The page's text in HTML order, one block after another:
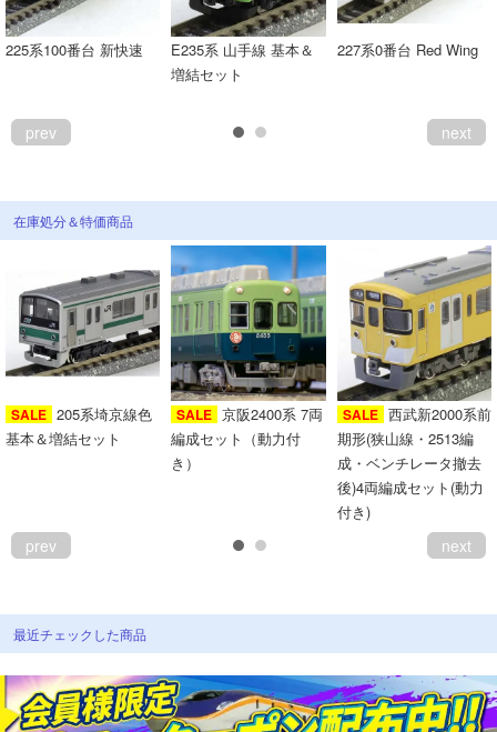
225系100番台 新快速
E235系 山手線 基本＆
増結セット
227系0番台 Red Wing
prev next
在庫処分＆特価商品
SALE 205系埼京線色
基本＆増結セット
SALE 京阪2400系 7両
編成セット（動力付
き）
SALE 西武新2000系前
期形(狭山線・2513編
成・ベンチレータ撤去
後)4両編成セット(動力
付き)
prev next
最近チェックした商品